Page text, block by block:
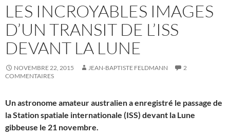
LES INCROYABLES IMAGES
D’UN TRANSIT DE L’ISS
DEVANT LA LUNE
NOVEMBRE 22, 2015 JEAN-BAPTISTE FELDMANN
2
COMMENTAIRES
Un astronome amateur australien a enregistré le passage de
la Station spatiale internationale (ISS) devant la Lune
gibbeuse le 21 novembre.